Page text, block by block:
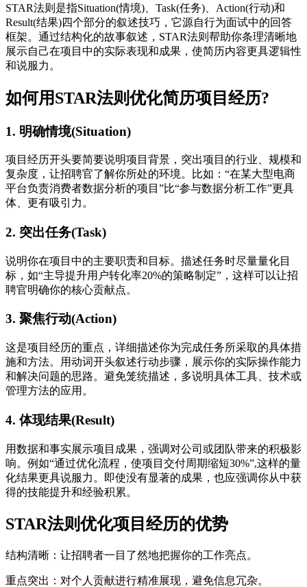
STAR法则是指Situation(情境)、Task(任务)、Action(行动)和
Result(结果)四个部分的叙述技巧，它源自行为面试中的回答
框架。通过结构化的故事叙述，STAR法则帮助你条理清晰地
展示自己在项目中的实际表现和成果，使简历内容更具逻辑性
和说服力。
如何用STAR法则优化简历项目经历?
1. 明确情境(Situation)
项目经历开头要简要说明项目背景，突出项目的行业、规模和
复杂度，让招聘官了解你所处的环境。比如：“在某大型电商
平台负责消费者数据分析的项目”比“参与数据分析工作”更具
体、更有吸引力。
2. 突出任务(Task)
说明你在项目中的主要职责和目标。描述任务时尽量量化目
标，如“主导提升用户转化率20%的策略制定”，这样可以让招
聘官明确你的核心贡献点。
3. 聚焦行动(Action)
这是项目经历的重点，详细描述你为完成任务所采取的具体措
施和方法。用动词开头叙述行动步骤，展示你的实际操作能力
和解决问题的思路。避免笼统描述，多说明具体工具、技术或
管理方法的应用。
4. 体现结果(Result)
用数据和事实展示项目成果，强调对公司或团队带来的积极影
响。例如“通过优化流程，使项目交付周期缩短30%”,这样的量
化结果更具说服力。即使没有显著的成果，也应强调你从中获
得的技能提升和经验积累。
STAR法则优化项目经历的优势
结构清晰：让招聘者一目了然地把握你的工作亮点。
重点突出：对个人贡献进行精准展现，避免信息冗杂。